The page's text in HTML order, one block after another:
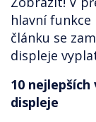
hlavní
článku se
displeje
10
displeje